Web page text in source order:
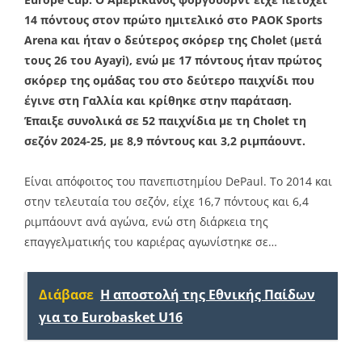
14 πόντους στον πρώτο ημιτελικό στο PAOK Sports
Arena και ήταν ο δεύτερος σκόρερ της Cholet (μετά
τους 26 του Ayayi), ενώ με 17 πόντους ήταν πρώτος
σκόρερ της ομάδας του στο δεύτερο παιχνίδι που
έγινε στη Γαλλία και κρίθηκε στην παράταση.
Έπαιξε συνολικά σε 52 παιχνίδια με τη Cholet τη
σεζόν 2024-25, με 8,9 πόντους και 3,2 ριμπάουντ.
Είναι απόφοιτος του πανεπιστημίου DePaul. Το 2014 και
στην τελευταία του σεζόν, είχε 16,7 πόντους και 6,4
ριμπάουντ ανά αγώνα, ενώ στη διάρκεια της
επαγγελματικής του καριέρας αγωνίστηκε σε…
Διάβασε Η αποστολή της Εθνικής Παίδων
για το Eurobasket U16